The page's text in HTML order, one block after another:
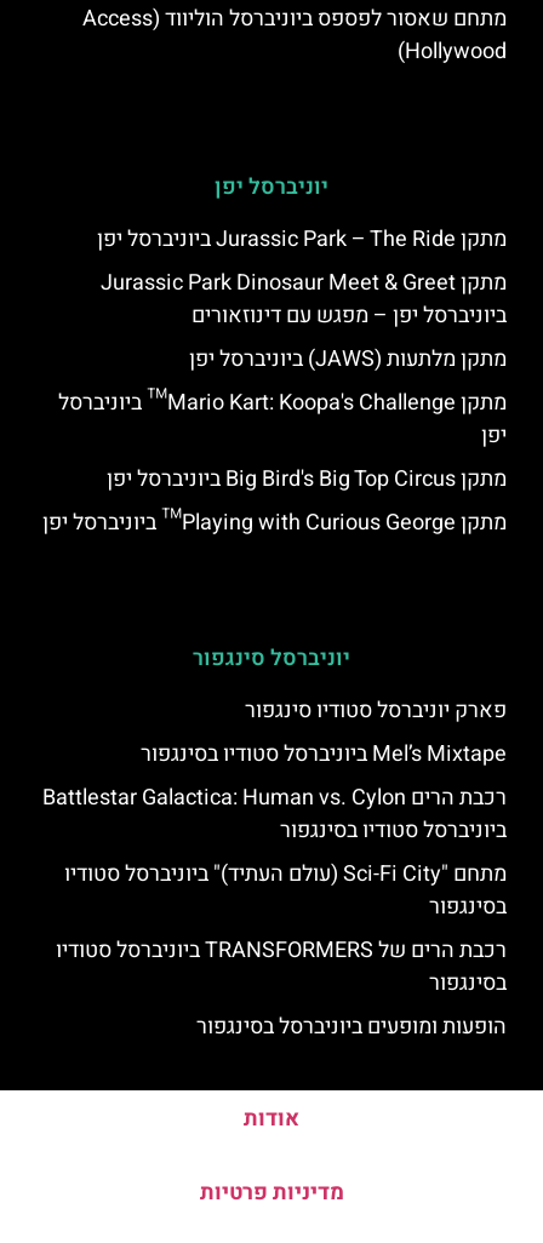
מתחם שאסור לפספס ביוניברסל הוליווד (Access
Hollywood)
יוניברסל יפן
מתקן Jurassic Park – The Ride ביוניברסל יפן
מתקן Jurassic Park Dinosaur Meet & Greet
ביוניברסל יפן – מפגש עם דינוזאורים
מתקן מלתעות (JAWS) ביוניברסל יפן
מתקן Mario Kart: Koopa's Challenge™ ביוניברסל
יפן
מתקן Big Bird's Big Top Circus ביוניברסל יפן
מתקן Playing with Curious George™ ביוניברסל יפן
יוניברסל סינגפור
פארק יוניברסל סטודיו סינגפור
Mel’s Mixtape ביוניברסל סטודיו בסינגפור
רכבת הרים Battlestar Galactica: Human vs. Cylon
ביוניברסל סטודיו בסינגפור
מתחם "Sci-Fi City (עולם העתיד)" ביוניברסל סטודיו
בסינגפור
רכבת הרים של TRANSFORMERS ביוניברסל סטודיו
בסינגפור
הופעות ומופעים ביוניברסל בסינגפור
אודות
מדיניות פרטיות